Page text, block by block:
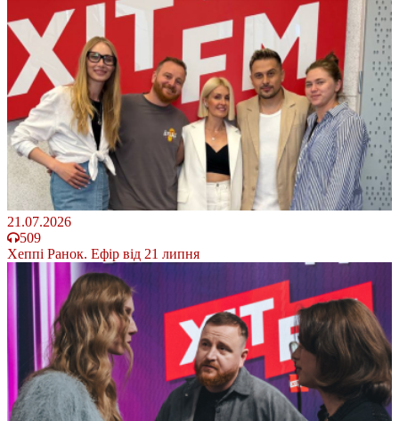
21.07.2026
509
Хеппі Ранок. Ефір від 21 липня